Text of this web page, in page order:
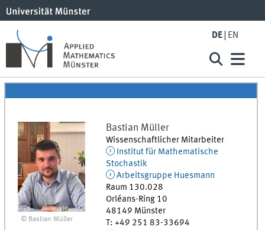
DE EN
© Bastian Müller
Bastian Müller
Wissenschaftlicher Mitarbeiter
Institut für Mathematische
Stochastik
Arbeitsgruppe Huesmann
Raum 130.028
Orléans-Ring 10
48149 Münster
T: +49 251 83-33694